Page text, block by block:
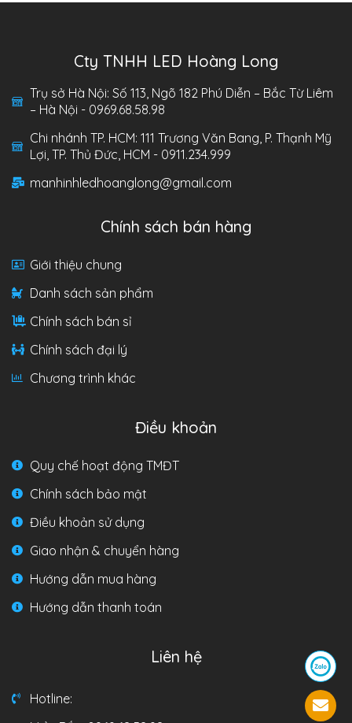
Cty TNHH LED Hoàng Long
Trụ sở Hà Nội: Số 113, Ngõ 182 Phú Diễn – Bắc Từ Liêm
– Hà Nội - 0969.68.58.98
Chi nhánh TP. HCM: 111 Trương Văn Bang, P. Thạnh Mỹ
Lợi, TP. Thủ Đức, HCM - 0911.234.999
manhinhledhoanglong@gmail.com
Chính sách bán hàng
Giới thiệu chung
Danh sách sản phẩm
Chính sách bán sỉ
Chính sách đại lý
Chương trình khác
Điều khoản
Quy chế hoạt động TMĐT
Chính sách bảo mật
Điều khoản sử dụng
Giao nhận & chuyển hàng
Hướng dẫn mua hàng
Hướng dẫn thanh toán
Liên hệ
Hotline: